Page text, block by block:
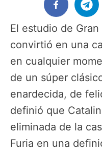
El estudio de
convirtió en una
en cualquier
de un súper
enardecida, de
definió que
eliminada de la
Furia en una